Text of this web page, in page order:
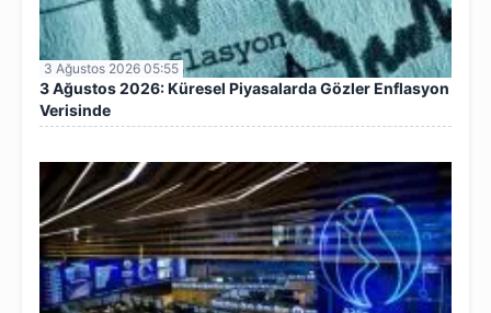
3 Ağustos 2026 05:55
3 Ağustos 2026: Küresel Piyasalarda Gözler Enflasyon
Verisinde